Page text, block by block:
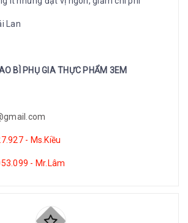
Lan
BÌ PHỤ GIA THỰC PHẨM 3EM
- Ms.Kiều
- Mr.Lâm